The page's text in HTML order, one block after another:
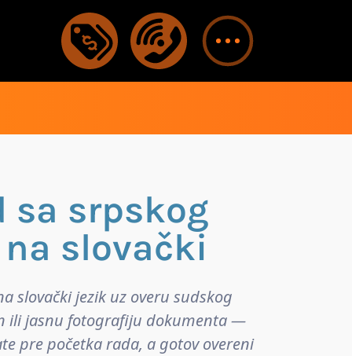
sa srpskog
slovački
slovački jezik uz overu sudskog
ili jasnu fotografiju dokumenta —
pre početka rada, a gotov overeni